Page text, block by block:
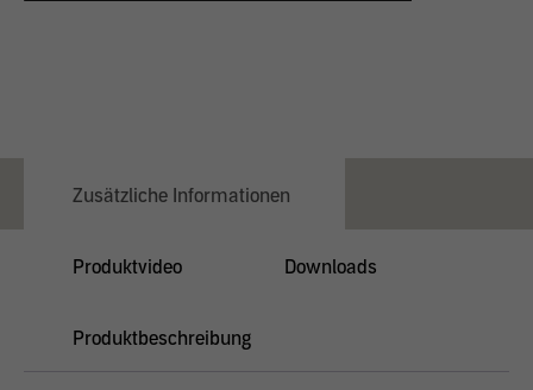
Zusätzliche Informationen
Produktvideo Downloads
Produktbeschreibung